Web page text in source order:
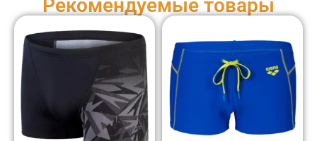
Рекомендуемые товары